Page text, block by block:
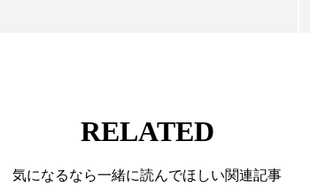
RELATED
気になるなら一緒に読んでほしい関連記事